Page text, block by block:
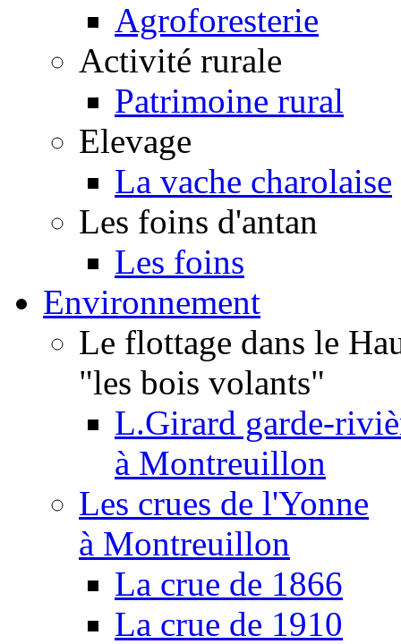
Agroforesterie
Activité rurale
Patrimoine rural
Elevage
La vache charolaise
Les foins d'antan
Les foins
Environnement
Le flottage dans le
"les bois volants"
L.Girard garde-
à Montreuillon
Les crues de l'Yonne
à Montreuillon
La crue de 1866
La crue de 1910